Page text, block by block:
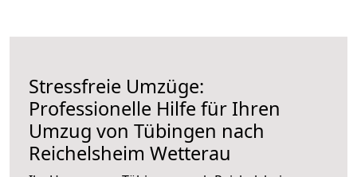
Stressfreie Umzüge:
Professionelle Hilfe für Ihren
Umzug von Tübingen nach
Reichelsheim Wetterau